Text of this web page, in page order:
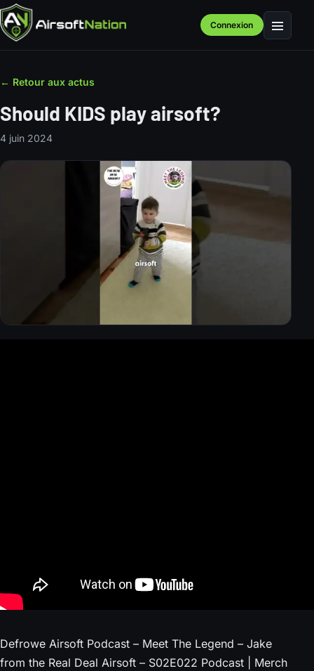
Connexion Menu
← Retour aux actus
Should KIDS play airsoft?
4 juin 2024
Defrowe Airsoft Podcast – Meet The Legend – Jake
from the Real Deal Airsoft – S02E022 Podcast | Merch